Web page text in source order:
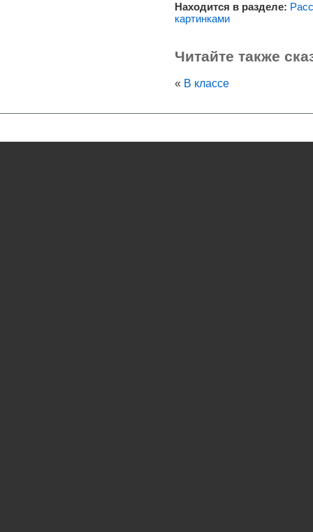
Находится в разделе:
картинками
Читайте также
« В классе